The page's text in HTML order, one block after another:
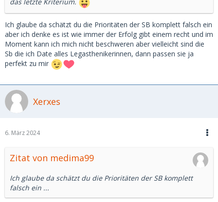
Ich glaube da schätzt du die Prioritäten der SB komplett falsch ein
aber ich denke es ist wie immer der Erfolg gibt einem recht und im
Moment kann ich mich nicht beschweren aber vielleicht sind die
Sb die ich Date alles Legasthenikerinnen, dann passen sie ja
perfekt zu mir
Xerxes
6. März 2024
Zitat von medima99
Ich glaube da schätzt du die Prioritäten der SB komplett
falsch ein ...